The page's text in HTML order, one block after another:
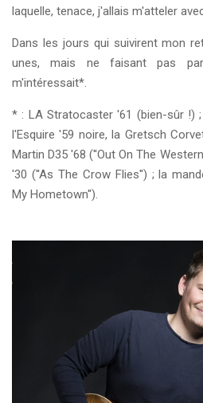
laquelle, tenace, j'allais m'atteler
Dans les jours qui suivirent mon
unes, mais ne faisant pas
m'intéressait*.
* : LA Stratocaster '61 (bien-sûr !)
l'Esquire '59 noire, la Gretsch
Martin D35 '68 (''Out On The
'30 (''As The Crow Flies'') ; la
My Hometown'').